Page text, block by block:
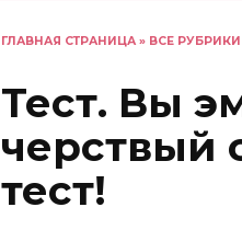
ГЛАВНАЯ СТРАНИЦА » ВСЕ РУБРИКИ
Тест. Вы
черствый
тест!